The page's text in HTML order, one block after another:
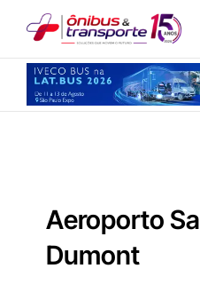
conteúdo
Aeroporto
Dumont